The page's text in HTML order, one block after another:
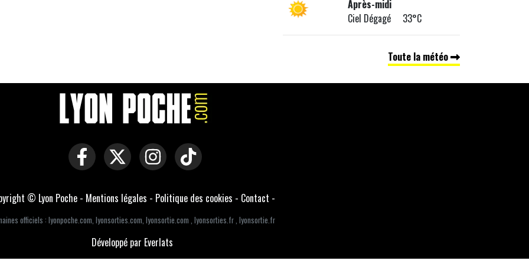
Après-midi
Ciel Dégagé 33°C
Toute la météo
© Lyon Poche - Mentions légales - Politique des cookies - Contact -
officiels : lyonpoche.com, lyonsorties.com, lyonsortie.com , lyonsorties.fr, lyonsortie.fr
Développé par Everlats